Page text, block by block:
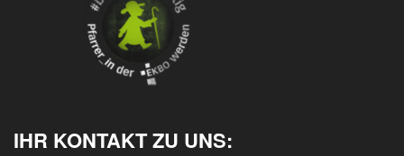
IHR KONTAKT ZU UNS: